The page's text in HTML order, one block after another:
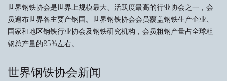
世界钢铁协会是世界上规模最大、活跃度最高的行业协会之一，会
员遍布世界各主要产钢国。世界钢铁协会会员覆盖钢铁生产企业、
国家和地区钢铁行业协会及钢铁研究机构，会员粗钢产量占全球粗
钢总产量的85%左右。
世界钢铁协会新闻